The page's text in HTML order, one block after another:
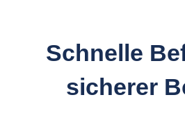
Schnelle
sicherer